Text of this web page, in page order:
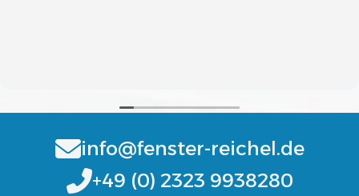
info@fenster-reichel.de
+49 (0) 2323 9938280